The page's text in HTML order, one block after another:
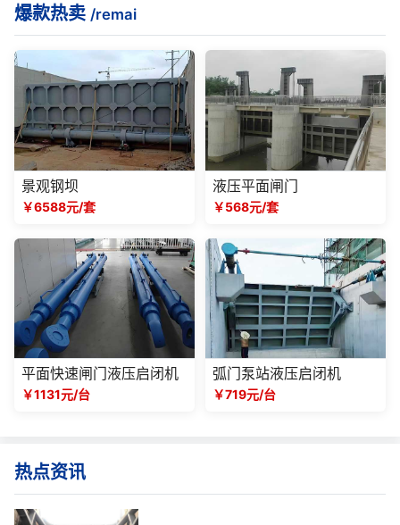
爆款热卖 /remai
景观钢坝
￥6588元/套
液压平面闸门
￥568元/套
平面快速闸门液压启闭机
￥1131元/台
弧门泵站液压启闭机
￥719元/台
热点资讯